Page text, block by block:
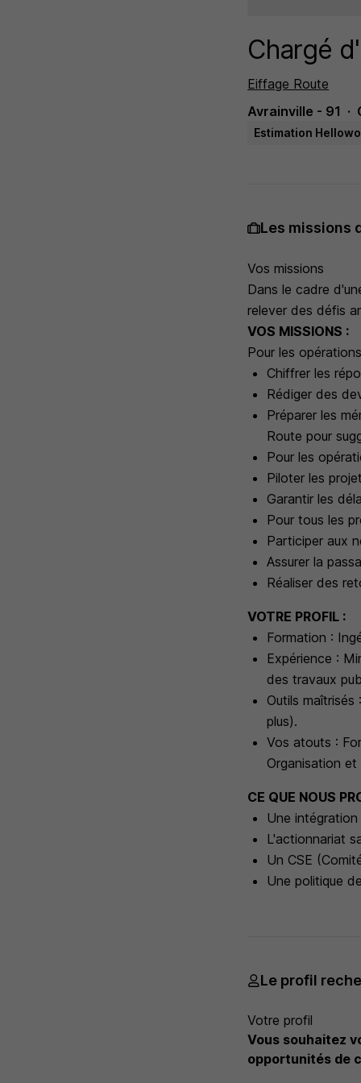
Chargé
Eiffage Route
Avrainville - 91
Estimation
Les missions
Vos missions
Dans le cadre
relever des défis
VOS MISSIONS :
Pour les
Chiffrer les
Rédiger des
Préparer les
Route pour
Pour les
Piloter les
Garantir les
Pour tous les
Participer aux
Assurer la
Réaliser des
VOTRE PROFIL :
Formation :
Expérience :
des travaux
Outils
plus).
Vos atouts :
Organisation
CE QUE NOUS
Une
L'actionnariat
Un CSE
Une politique
Le profil
Votre profil
Vous souhaitez
opportunités de